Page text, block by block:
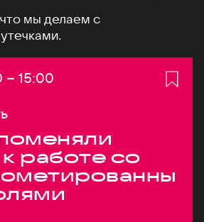
мы делаем с
– Конец:
15:00
работе со